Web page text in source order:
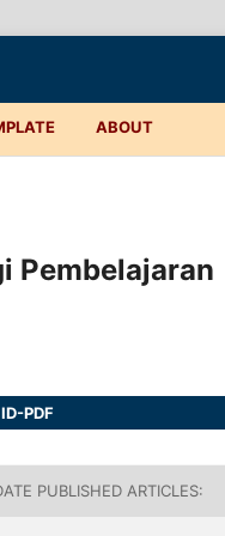
ABOUT
Pembelajaran
ID-PDF
PUBLISHED ARTICLES: